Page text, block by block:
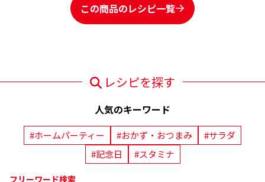
この商品のレシピ一覧
レシピを探す
人気のキーワード
#ホームパーティー #おかず・おつまみ
#サラダ
#記念日
#スタミナ
フリーワード検索